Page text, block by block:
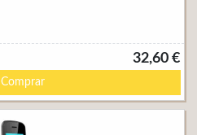
32,60 €
Comprar